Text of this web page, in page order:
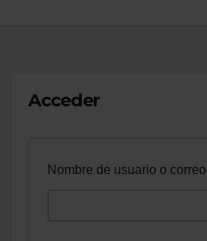
Acceder
Nombre de usuario o